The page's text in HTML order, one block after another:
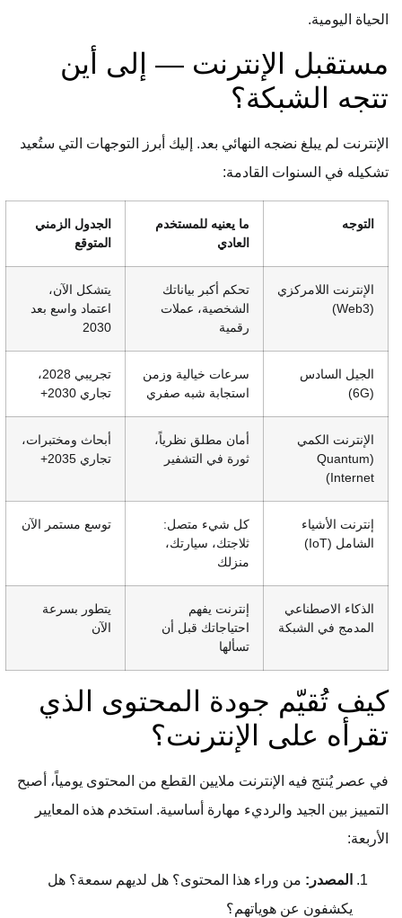
الحياة اليومية.
مستقبل الإنترنت — إلى أين
تتجه الشبكة؟
الإنترنت لم يبلغ نضجه النهائي بعد. إليك أبرز التوجهات التي ستُعيد
تشكيله في السنوات القادمة:
التوجه
ما يعنيه للمستخدم
العادي
الجدول الزمني
المتوقع
الإنترنت اللامركزي
(Web3)
تحكم أكبر بياناتك
الشخصية، عملات
رقمية
يتشكل الآن،
اعتماد واسع بعد
2030
الجيل السادس
(6G)
سرعات خيالية وزمن
استجابة شبه صفري
تجريبي 2028،
تجاري 2030+
الإنترنت الكمي
(Quantum
Internet)
أمان مطلق نظرياً،
ثورة في التشفير
أبحاث ومختبرات،
تجاري 2035+
إنترنت الأشياء
الشامل (IoT)
كل شيء متصل:
ثلاجتك، سيارتك،
منزلك
توسع مستمر الآن
الذكاء الاصطناعي
المدمج في الشبكة
إنترنت يفهم
احتياجاتك قبل أن
تسألها
يتطور بسرعة
الآن
كيف تُقيّم جودة المحتوى الذي
تقرأه على الإنترنت؟
في عصر يُنتج فيه الإنترنت ملايين القطع من المحتوى يومياً، أصبح
التمييز بين الجيد والرديء مهارة أساسية. استخدم هذه المعايير
الأربعة:
المصدر: من وراء هذا المحتوى؟ هل لديهم سمعة؟ هل
يكشفون عن هوياتهم؟